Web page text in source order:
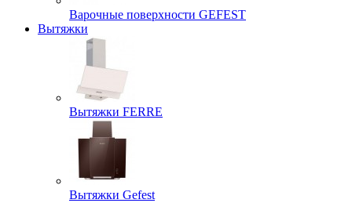
Варочные поверхности GEFEST
Вытяжки
Вытяжки FERRE
Вытяжки Gefest